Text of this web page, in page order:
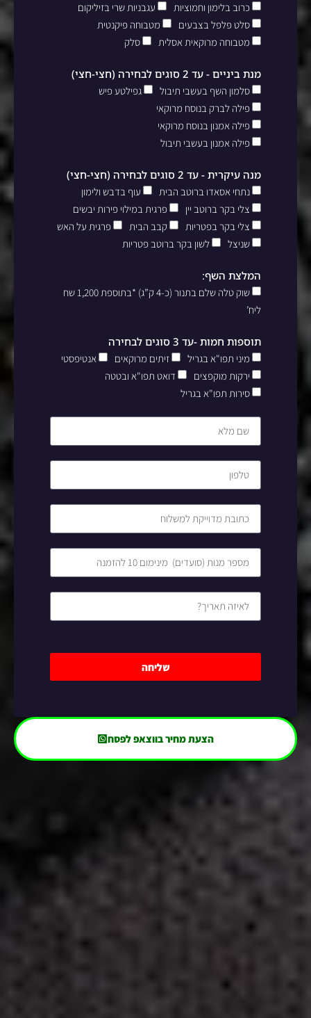
כרוב בלימון וחמוציות
עגבניות שרי בזיליקום
סלט פלפל בצבעים
מטבוחה פיקנטית
מטבוחה מרוקאית אסלית
סלק
מנת ביניים - עד 2 סוגים לבחירה (חצי-חצי)
סלמון השף בעשבי תיבול
גפילטע פיש
פילה לברק בנוסח מרוקאי
פילה אמנון בנוסח מרוקאי
פילה אמנון בעשבי תיבול
מנה עיקרית - עד 2 סוגים לבחירה (חצי-חצי)
נתחי אסאדו ברוטב הבית
עוף בדבש ולימון
צלי בקר ברוטב יין
פרגית במילוי פירות יבשים
צלי בקר בפטריות
קבב הבית
פרגית על האש
שניצל
לשון בקר ברוטב פטריות
המלצת השף:
שוק טלה שלם בתנור (כ-4 ק”ג) *בתוספת 1,200 שח
ליח’
תוספות חמות -עד 3 סוגים לבחירה
מיני תפו"א בגריל זיתים מרוקאים
אנטיפסטי
ירקות מוקפצים
דואט תפו"א ובטטה
סירות תפו"א בגריל
שליחה
הצעת מחיר בווצאפ לפסח